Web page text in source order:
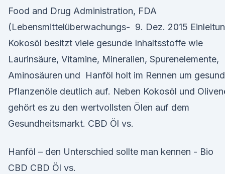
Food and Drug Administration, FDA
(Lebensmittelüberwachungs- 9. Dez. 2015
Kokosöl besitzt viele gesunde Inhaltsstoffe wie
Laurinsäure, Vitamine, Mineralien, Spurenelemente,
Aminosäuren und Hanföl holt im Rennen um
Pflanzenöle deutlich auf. Neben Kokosöl und
gehört es zu den wertvollsten Ölen auf dem
Gesundheitsmarkt. CBD Öl vs.
Hanföl – den Unterschied sollte man kennen - Bio
CBD CBD Öl vs.